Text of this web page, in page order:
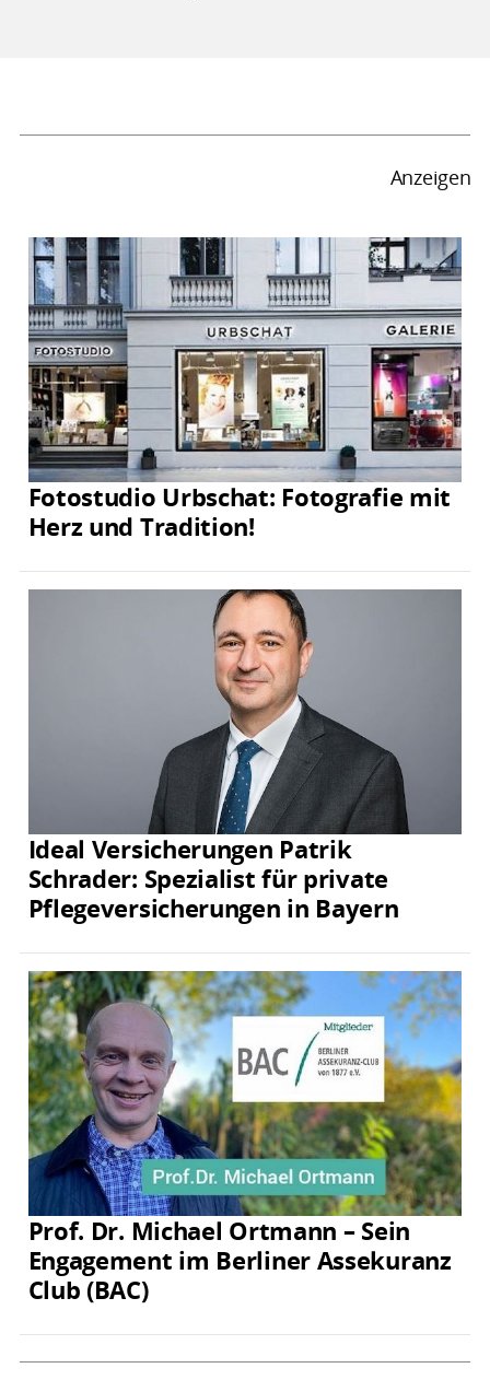
Anzeigen
Fotostudio Urbschat: Fotografie mit
Herz und Tradition!
Ideal Versicherungen Patrik
Schrader: Spezialist für private
Pflegeversicherungen in Bayern
Prof. Dr. Michael Ortmann – Sein
Engagement im Berliner Assekuranz
Club (BAC)